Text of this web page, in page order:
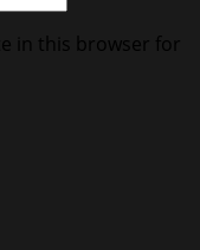
in this browser for